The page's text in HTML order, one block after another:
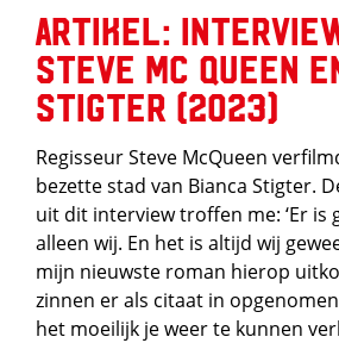
Artikel:
Steve Mc Queen
Stigter (2023)
Regisseur Steve McQueen
bezette stad van Bianca Stigter.
uit dit interview troffen me: ‘Er is
alleen wij. En het is altijd wij
mijn nieuwste roman hierop
zinnen er als citaat in
het moeilijk je weer te kunnen